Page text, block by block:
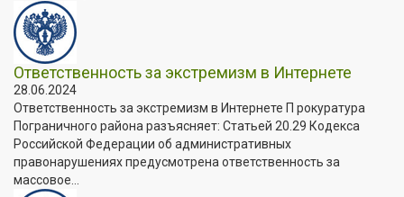
Ответственность за экстремизм в Интернете
28.06.2024
Ответственность за экстремизм в Интернете П рокуратура
Пограничного района разъясняет: Статьей 20.29 Кодекса
Российской Федерации об административных
правонарушениях предусмотрена ответственность за
массовое...